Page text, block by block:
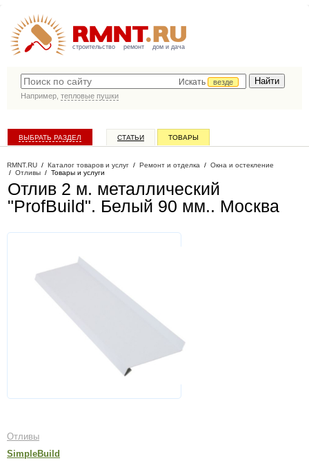
строительство ремонт дом и дача
Искать
везде
Например, тепловые пушки
ВЫБРАТЬ РАЗДЕЛ СТАТЬИ ТОВАРЫ
RMNT.RU / Каталог товаров и услуг / Ремонт и отделка / Окна и остекление
/ Отливы / Товары и услуги
Отлив 2 м. металлический
"ProfBuild". Белый 90 мм.. Москва
Отливы
SimpleBuild